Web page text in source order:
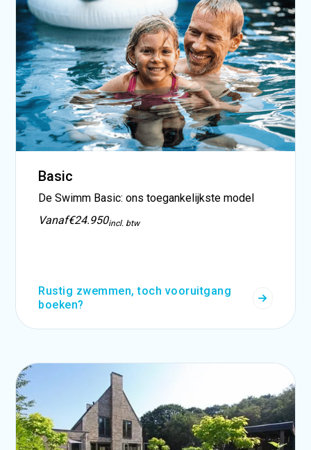
Basic
De Swimm Basic: ons toegankelijkste model
Vanaf€24.950incl. btw
Rustig zwemmen, toch vooruitgang
boeken?